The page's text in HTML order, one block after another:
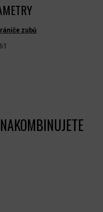
zubů